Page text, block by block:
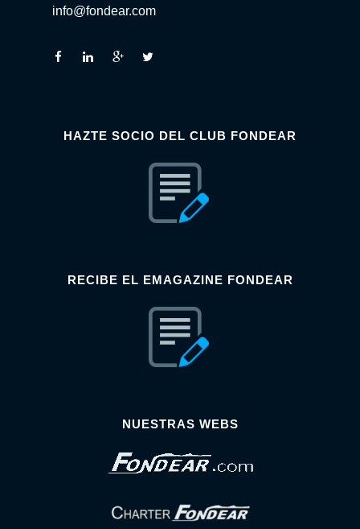
info@fondear.com
HAZTE SOCIO DEL CLUB FONDEAR
RECIBE EL EMAGAZINE FONDEAR
NUESTRAS WEBS